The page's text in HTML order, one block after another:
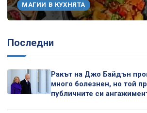
МАГИИ В КУХНЯТА
Последни
Ракът на Джо Байдън
много болезнен, но той
публичните си